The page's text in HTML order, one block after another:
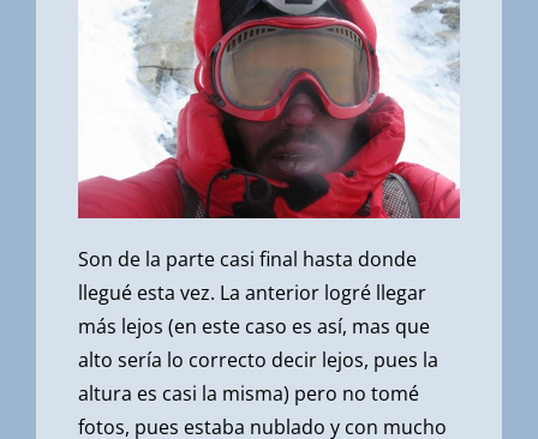
Son de la parte casi final hasta donde
llegué esta vez. La anterior logré llegar
más lejos (en este caso es así, mas que
alto sería lo correcto decir lejos, pues la
altura es casi la misma) pero no tomé
fotos, pues estaba nublado y con mucho